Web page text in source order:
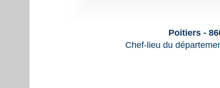
Poitiers -
Chef-lieu du